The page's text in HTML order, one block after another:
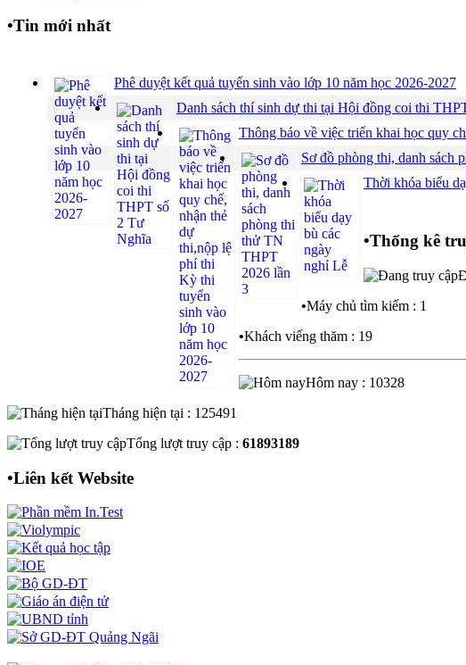
•Tin mới nhất
Phê duyệt kết quả tuyển sinh vào lớp 10 năm học 2026-2027
Danh sách thí sinh dự thi tại Hội đồng coi thi
Thông báo về việc triển khai học quy
Sơ đồ phòng thi, danh sách
Thời khóa biểu
•Thống kê
•Máy chủ tìm kiếm : 1
•Khách viếng thăm : 19
Hôm nay : 10328
Tháng hiện tại : 125491
Tổng lượt truy cập : 61893189
•Liên kết Website